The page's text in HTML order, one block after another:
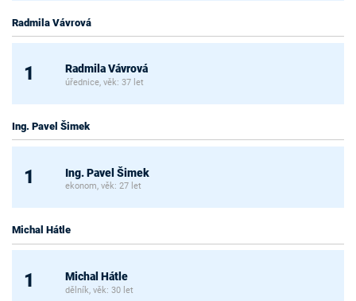
Radmila Vávrová
1 Radmila Vávrová
úřednice, věk: 37 let
Ing. Pavel Šimek
1 Ing. Pavel Šimek
ekonom, věk: 27 let
Michal Hátle
1 Michal Hátle
dělník, věk: 30 let